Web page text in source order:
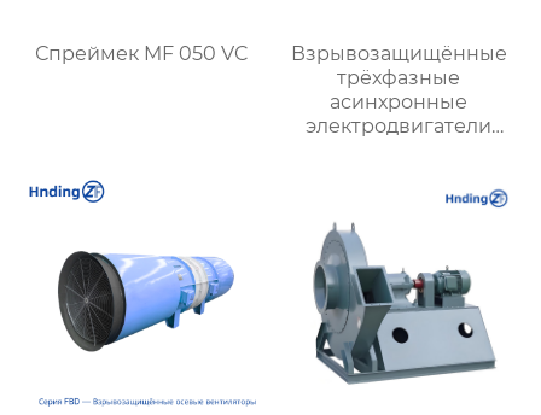
Спреймек MF 050 VC
Взрывозащищённые
трёхфазные
асинхронные
электродвигатели